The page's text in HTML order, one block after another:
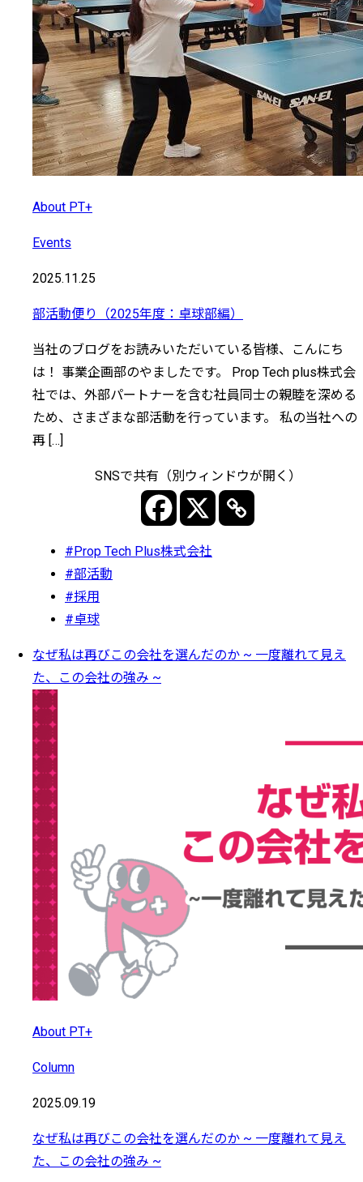
About PT+
Events
2025.11.25
部活動便り（2025年度：卓球部編）
当社のブログをお読みいただいている皆様、こんにち
は！ 事業企画部のやましたです。 Prop Tech plus株式会
社では、外部パートナーを含む社員同士の親睦を深める
ため、さまざまな部活動を行っています。 私の当社への
再 […]
SNSで共有（別ウィンドウが開く）
#Prop Tech Plus株式会社
#部活動
#採用
#卓球
なぜ私は再びこの会社を選んだのか ~ 一度離れて見え
た、この会社の強み ~
About PT+
Column
2025.09.19
なぜ私は再びこの会社を選んだのか ~ 一度離れて見え
た、この会社の強み ~